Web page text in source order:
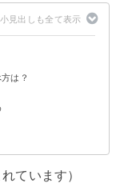
は？
ています）